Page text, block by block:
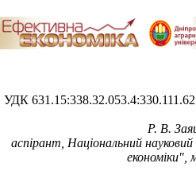
УДК 631.15:338.32.053.4:330.111.62
Р. В.
аспірант, Національний
економіки",